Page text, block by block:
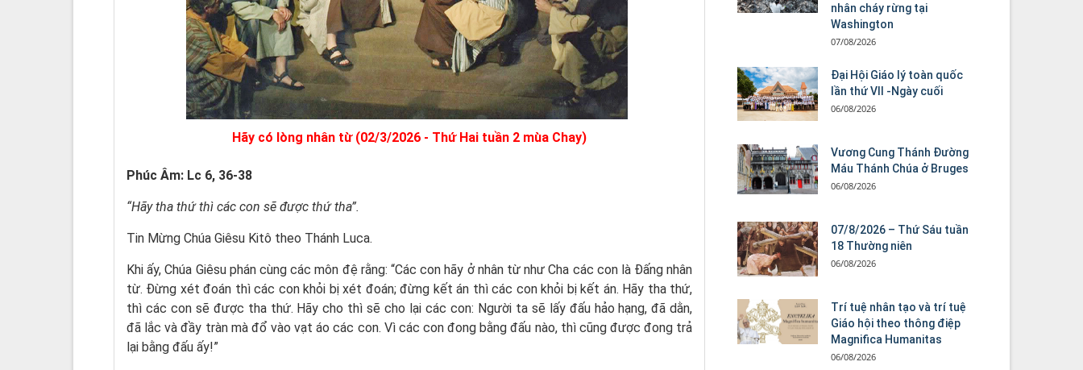
Hãy có lòng nhân từ (02/3/2026 - Thứ Hai tuần 2 mùa Chay)
Phúc Âm: Lc 6, 36-38
“Hãy tha thứ thì các con sẽ được thứ tha”.
Tin Mừng Chúa Giêsu Kitô theo Thánh Luca.
Khi ấy, Chúa Giêsu phán cùng các môn đệ rằng: “Các con hãy ở nhân từ như Cha các con là Ðấng nhân
từ. Ðừng xét đoán thì các con khỏi bị xét đoán; đừng kết án thì các con khỏi bị kết án. Hãy tha thứ,
thì các con sẽ được tha thứ. Hãy cho thì sẽ cho lại các con: Người ta sẽ lấy đấu hảo hạng, đã dằn,
đã lắc và đầy tràn mà đổ vào vạt áo các con. Vì các con đong bằng đấu nào, thì cũng được đong trả
lại bằng đấu ấy!”
nhân cháy rừng tại
Washington
07/08/2026
Đại Hội Giáo lý toàn quốc
lần thứ VII -Ngày cuối
06/08/2026
Vương Cung Thánh Ðường
Máu Thánh Chúa ở Bruges
06/08/2026
07/8/2026 – Thứ Sáu tuần
18 Thường niên
06/08/2026
Trí tuệ nhân tạo và trí tuệ
Giáo hội theo thông điệp
Magnifica Humanitas
06/08/2026